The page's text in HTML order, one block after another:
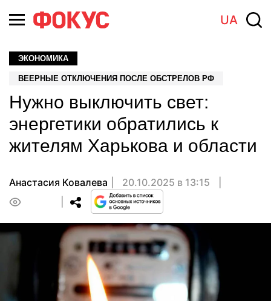
UA
ЭКОНОМИКА
ВЕЕРНЫЕ ОТКЛЮЧЕНИЯ ПОСЛЕ ОБСТРЕЛОВ РФ
Нужно выключить свет:
энергетики обратились к
жителям Харькова и области
Анастасия Ковалева
20.10.2025 в 13:15